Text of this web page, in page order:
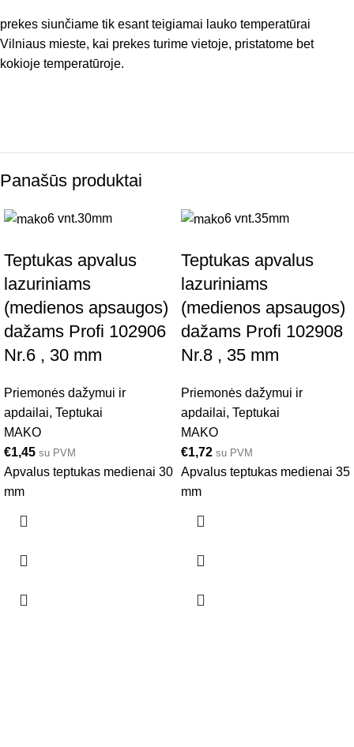
prekes siunčiame tik esant teigiamai lauko temperatūrai
Vilniaus mieste, kai prekes turime vietoje, pristatome bet
kokioje temperatūroje.
Panašūs produktai
6 vnt.30mm
Teptukas apvalus
lazuriniams
(medienos apsaugos)
dažams Profi 102906
Nr.6 , 30 mm
Priemonės dažymui ir
apdailai, Teptukai
MAKO
€1,45 su PVM
Apvalus teptukas medienai 30
mm
6 vnt.35mm
Teptukas apvalus
lazuriniams
(medienos apsaugos)
dažams Profi 102908
Nr.8 , 35 mm
Priemonės dažymui ir
apdailai, Teptukai
MAKO
€1,72 su PVM
Apvalus teptukas medienai 35
mm